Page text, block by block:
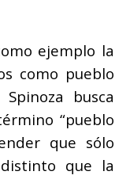
ejemplo la
como pueblo
busca
“pueblo
que sólo
que la